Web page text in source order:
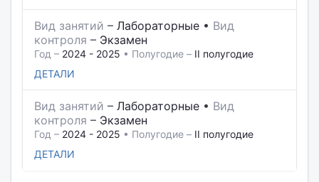
Вид занятий – Лабораторные • Вид
контроля – Экзамен
Год – 2024 - 2025 • Полугодие – II полугодие
ДЕТАЛИ
Вид занятий – Лабораторные • Вид
контроля – Экзамен
Год – 2024 - 2025 • Полугодие – II полугодие
ДЕТАЛИ